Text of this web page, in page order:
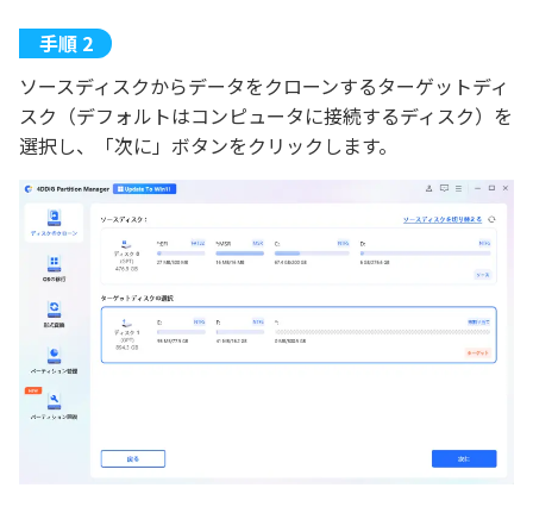
ソースディスクからデータをクローンするターゲットディ
スク（デフォルトはコンピュータに接続するディスク）を
選択し、「次に」ボタンをクリックします。